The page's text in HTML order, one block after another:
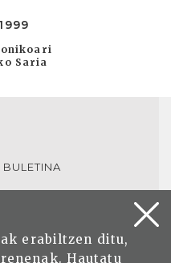
Saria
jaso!
erabiltzen ditu,
Hautatu